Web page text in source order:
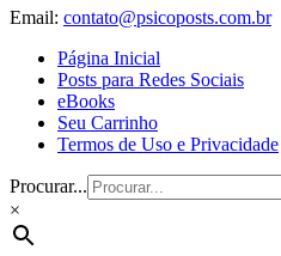
Email: contato@psicoposts.com.br
Página Inicial
Posts para Redes Sociais
eBooks
Seu Carrinho
Termos de Uso e Privacidade
Procurar...
×